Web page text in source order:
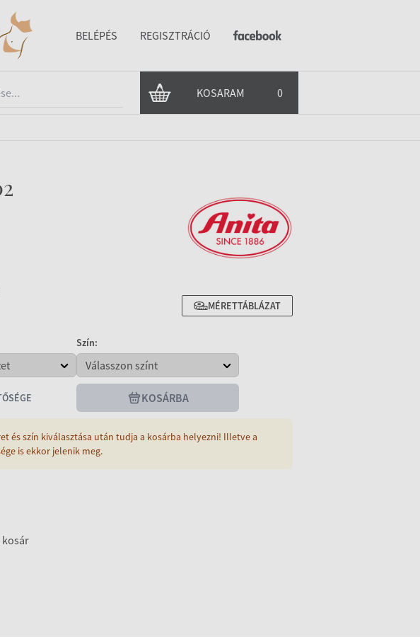
BELÉPÉS REGISZTRÁCIÓ
KOSARAM 0
MÉRETTÁBLÁZAT
Szín:
KOSÁRBA
és szín kiválasztása után tudja a kosárba helyezni! Illetve a
is ekkor jelenik meg.
kosár